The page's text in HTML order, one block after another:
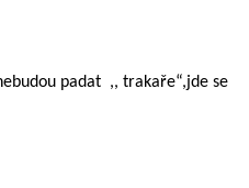
padat ,, trakaře“,jde se